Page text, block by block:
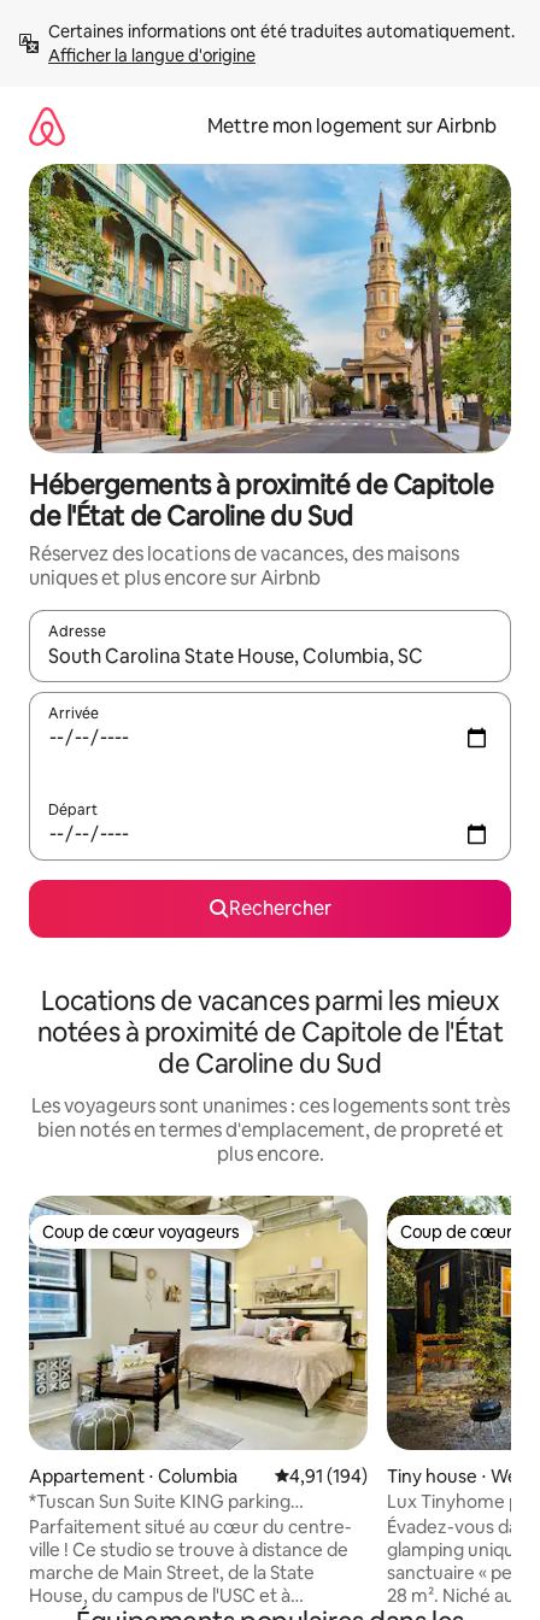
directement
Afficher la langue d'origine
Mettre mon logement sur Airbnb
Hébergements à proximité de Capitole
de l'État de Caroline du Sud
Réservez des locations de vacances, des maisons
uniques et plus encore sur Airbnb
Adresse
Lorsque les résultats s'affichent, utilisez les flèches vers le
Arrivée
Départ
Rechercher
Locations de vacances parmi les mieux
notées à proximité de Capitole de l'État
de Caroline du Sud
Les voyageurs sont unanimes : ces logements sont très
bien notés en termes d'emplacement, de propreté et
plus encore.
Coup de cœur voyageurs
Coup de cœur voyageurs
Appartement ⋅ Columbia Évaluation moyenne sur la
4,91 (194)
*Tuscan Sun Suite KING parking
GRATUIT au centre-ville*
Parfaitement situé au cœur du centre-
ville ! Ce studio se trouve à distance de
marche de Main Street, de la State
House, du campus de l'USC et à
Coup de cœur
Coup de cœur
Tiny house ⋅
Lux Tinyhome
/Ft. Jackson
Évadez-vous
glamping unique
sanctuaire « petit
28 m². Niché au